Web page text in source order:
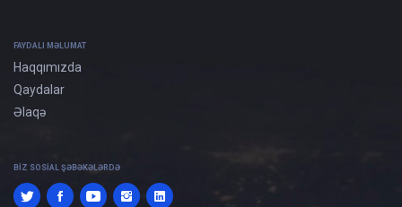
FAYDALI MƏLUMAT
Haqqımızda
Qaydalar
Əlaqə
BIZ SOSIAL ŞƏBƏKƏLƏRDƏ